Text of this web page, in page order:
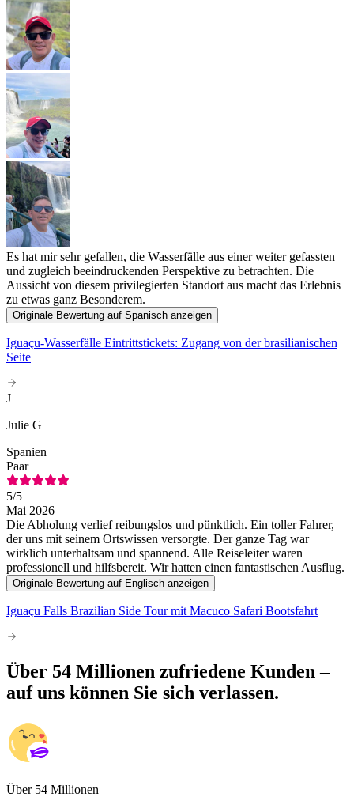
Es hat mir sehr gefallen, die Wasserfälle aus einer weiter gefassten
und zugleich beeindruckenden Perspektive zu betrachten. Die
Aussicht von diesem privilegierten Standort aus macht das Erlebnis
zu etwas ganz Besonderem.
Originale Bewertung auf Spanisch anzeigen
Iguaçu-Wasserfälle Eintrittstickets: Zugang von der brasilianischen
Seite
J
Julie G
Spanien
Paar
5/5
Mai 2026
Die Abholung verlief reibungslos und pünktlich. Ein toller Fahrer,
der uns mit seinem Ortswissen versorgte. Der ganze Tag war
wirklich unterhaltsam und spannend. Alle Reiseleiter waren
professionell und hilfsbereit. Wir hatten einen fantastischen Ausflug.
Originale Bewertung auf Englisch anzeigen
Iguaçu Falls Brazilian Side Tour mit Macuco Safari Bootsfahrt
Über 54 Millionen zufriedene Kunden –
auf uns können Sie sich verlassen.
Über 54 Millionen